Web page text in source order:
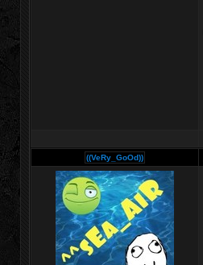
((VeRy_GoOd))